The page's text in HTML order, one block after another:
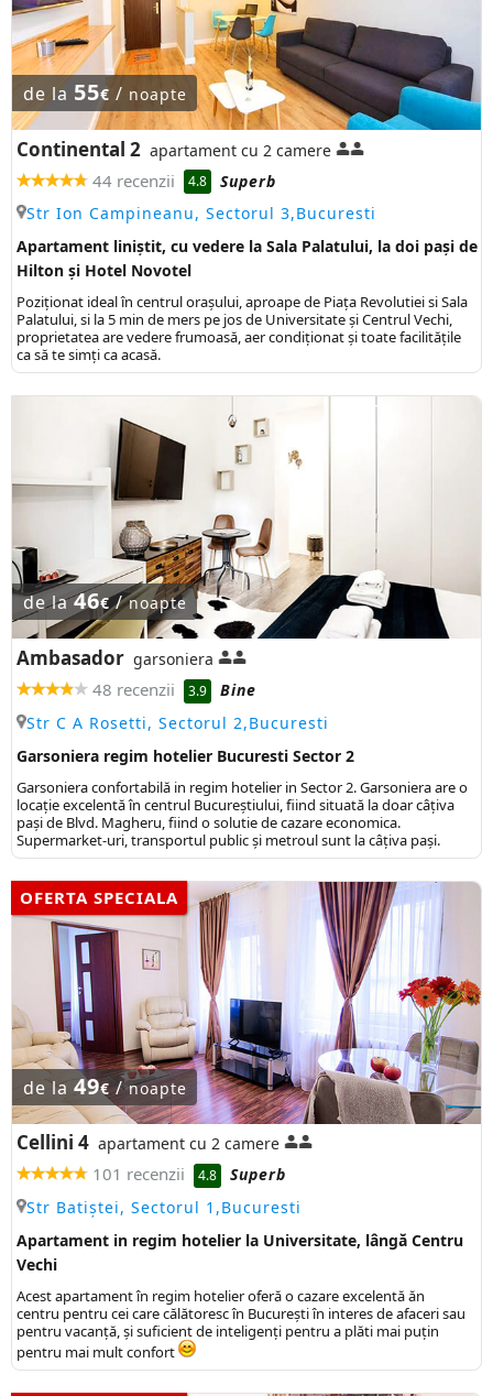
de la 55€ / noapte
Continental 2 apartament cu 2 camere
44 recenzii 4.8
Superb
Str Ion Campineanu, Sectorul 3,Bucuresti
Apartament liniștit, cu vedere la Sala Palatului, la doi pași de
Hilton și Hotel Novotel
Poziţionat ideal în centrul oraşului, aproape de Piaţa Revolutiei si Sala
Palatului, si la 5 min de mers pe jos de Universitate şi Centrul Vechi,
proprietatea are vedere frumoasă, aer condiționat și toate facilitățile
ca să te simți ca acasă.
de la46€/noapte
Ambasador garsoniera
48 recenzii 3.9
Bine
Str C A Rosetti, Sectorul 2,Bucuresti
Garsoniera regim hotelier Bucuresti Sector 2
Garsoniera confortabilă in regim hotelier in Sector 2. Garsoniera are o
locație excelentă în centrul Bucureștiului, fiind situată la doar câțiva
pași de Blvd. Magheru, fiind o solutie de cazare economica.
Supermarket-uri, transportul public şi metroul sunt la câţiva paşi.
OFERTA SPECIALA
de la 49€/noapte
Cellini 4 apartament cu 2 camere
101 recenzii 4.8
Superb
Str Batiștei, Sectorul 1,Bucuresti
Apartament in regim hotelier la Universitate, lângă Centru
Vechi
Acest apartament în regim hotelier oferă o cazare excelentă ăn
centru pentru cei care călătoresc în București în interes de afaceri sau
pentru vacanță, și suficient de inteligenți pentru a plăti mai puțin
pentru mai mult confort